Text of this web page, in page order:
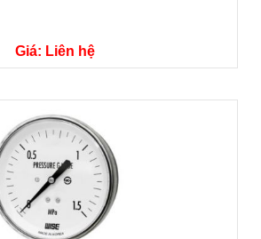
Giá: Liên hệ